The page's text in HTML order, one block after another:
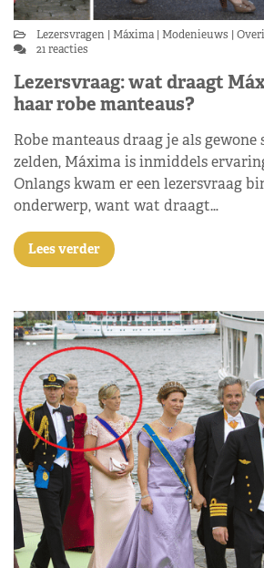
Lezersvragen Máxima Modenieuws
21 reacties
Lezersvraag: wat draagt
haar robe manteaus?
Robe manteaus draag je als
zelden, Máxima is inmiddels
Onlangs kwam er een lezersvraag
onderwerp, want wat draagt…
Lees verder